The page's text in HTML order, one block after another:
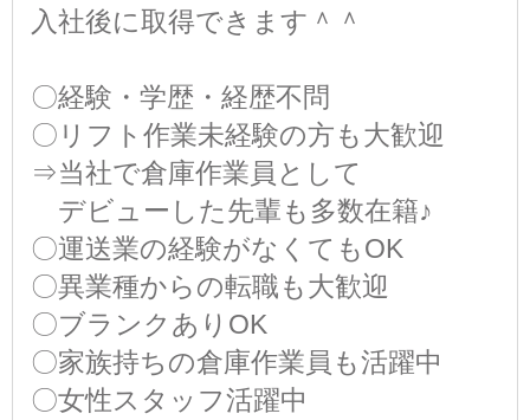
入社後に取得できます＾＾
〇経験・学歴・経歴不問
〇リフト作業未経験の方も大歓迎
⇒当社で倉庫作業員として
デビューした先輩も多数在籍♪
〇運送業の経験がなくてもOK
〇異業種からの転職も大歓迎
〇ブランクありOK
〇家族持ちの倉庫作業員も活躍中
〇女性スタッフ活躍中